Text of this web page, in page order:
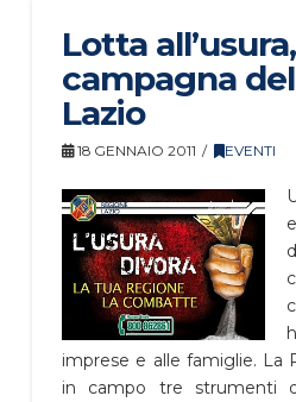
Lotta
campagna
Lazio
18 GENNAIO 2011 EVENTI
imprese e alle famiglie. La
in campo tre strumenti